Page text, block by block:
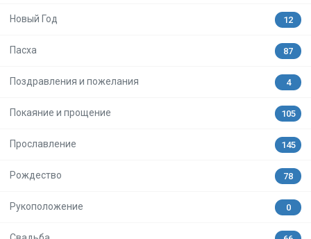
Новый Год 12
Пасха 87
Поздравления и пожелания 4
Покаяние и прощение 105
Прославление 145
Рождество 78
Рукоположение 0